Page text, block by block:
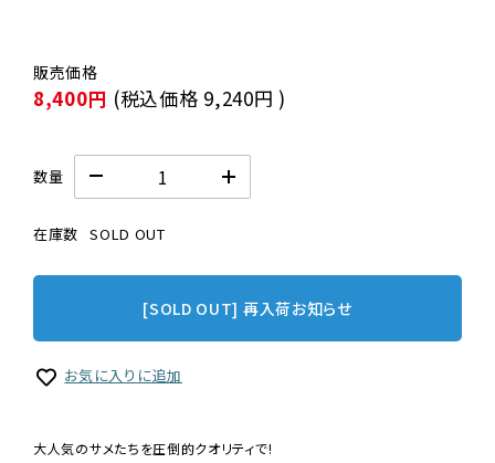
8,400円 (税込価格 9,240円 )
数量
在庫数 SOLD OUT
[SOLD OUT] 再入荷お知らせ
お気に入りに追加
大人気のサメたちを圧倒的クオリティで!